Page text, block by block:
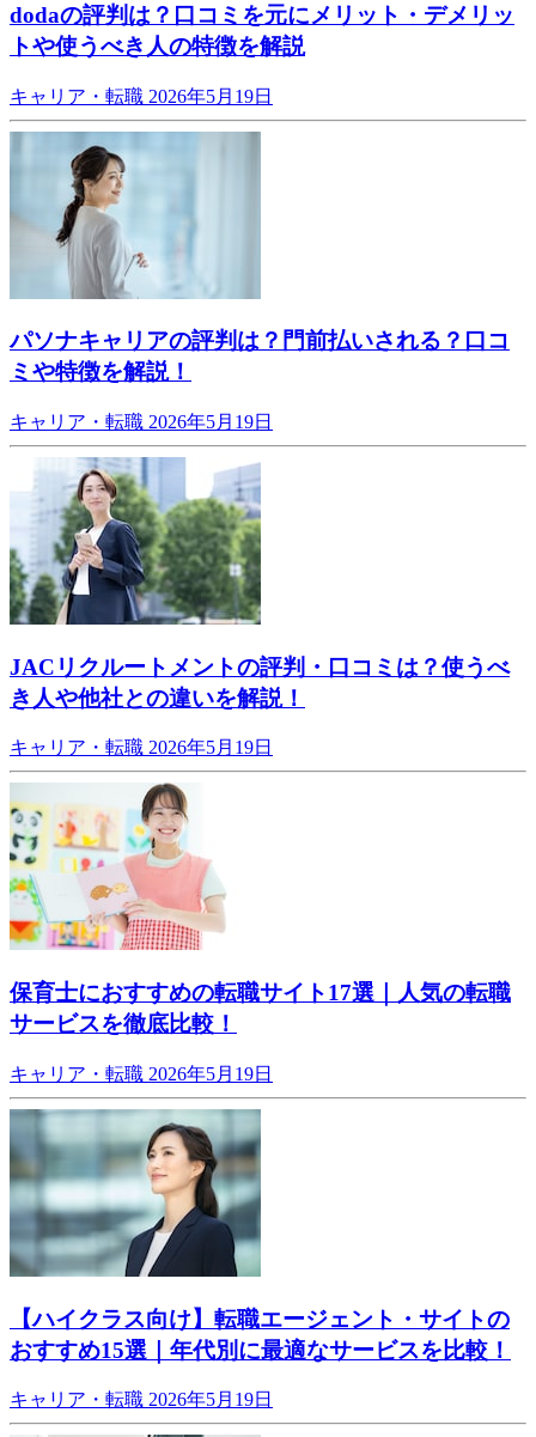
dodaの評判は？口コミを元にメリット・デメリッ
トや使うべき人の特徴を解説
キャリア・転職 2026年5月19日
パソナキャリアの評判は？門前払いされる？口コ
ミや特徴を解説！
キャリア・転職 2026年5月19日
JACリクルートメントの評判・口コミは？使うべ
き人や他社との違いを解説！
キャリア・転職 2026年5月19日
保育士におすすめの転職サイト17選｜人気の転職
サービスを徹底比較！
キャリア・転職 2026年5月19日
【ハイクラス向け】転職エージェント・サイトの
おすすめ15選｜年代別に最適なサービスを比較！
キャリア・転職 2026年5月19日